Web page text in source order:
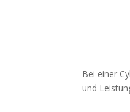
Bei einer
und